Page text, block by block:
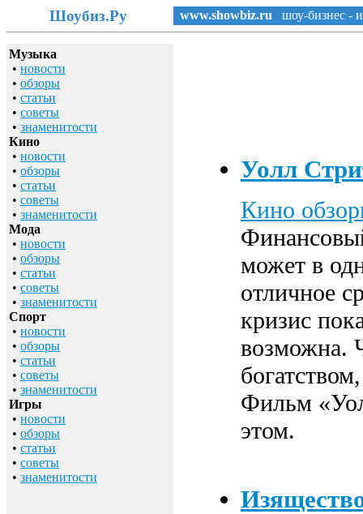
Шоубиз.Ру www.showbiz.ru шоу-бизнес -
Музыка
• новости
• обзоры
• статьи
• советы
• знаменитости
Кино
• новости
• обзоры
• статьи
• советы
• знаменитости
Мода
• новости
• обзоры
• статьи
• советы
• знаменитости
Спорт
• новости
• обзоры
• статьи
• советы
• знаменитости
Игры
• новости
• обзоры
• статьи
• советы
• знаменитости
Уолл
Кино
может в
отличное
кризис
возможна.
Фильм
этом.